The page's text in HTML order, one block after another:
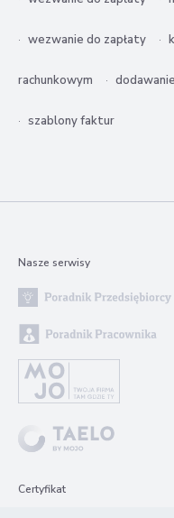
wezwanie do zapłaty
rachunkowym
szablony faktur
Nasze serwisy
Certyfikat